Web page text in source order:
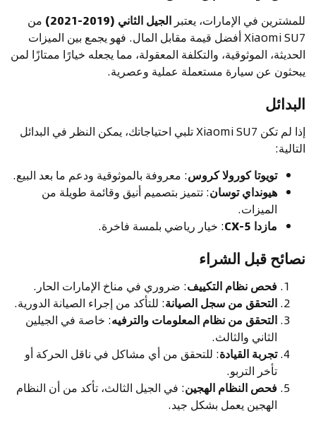
للمشترين في الإمارات، يعتبر الجيل الثاني (2019-2021)
من
Xiaomi SU7 أفضل قيمة مقابل المال. فهو يجمع بين الميزات
الحديثة، الموثوقية، والتكلفة المعقولة، مما يجعله خيارًا ممتازًا لمن
يبحثون عن سيارة مستعملة عملية وعصرية.
البدائل
إذا لم تكن Xiaomi SU7 تلبي احتياجاتك، يمكن النظر في البدائل
التالية:
تويوتا كورولا كروس: معروفة بالموثوقية ودعم ما بعد البيع.
هيونداي توسان: تتميز بتصميم أنيق وقائمة طويلة من
الميزات.
مازدا CX-5
: خيار رياضي بلمسة فاخرة.
نصائح قبل الشراء
فحص نظام التكييف: ضروري في مناخ الإمارات الحار.
التحقق من سجل الصيانة: للتأكد من إجراء الصيانة الدورية.
التحقق من نظام المعلومات والترفيه: خاصة في الجيلين
الثاني والثالث.
تجربة القيادة: للتحقق من أي مشاكل في ناقل الحركة أو
تأخر التربو.
فحص النظام الهجين: في الجيل الثالث، تأكد من أن النظام
الهجين يعمل بشكل جيد.